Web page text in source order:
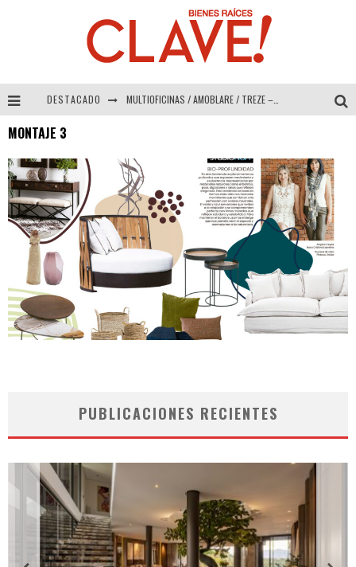
DESTACADO MULTIOFICINAS / AMOBLARE / TREZE – Especial Interiorismo & Decoración 2026
COLINEAL – Especial Interiorismo & Decoración 2026
ADRIANA HOYOS DESIGN STUDIO – Especial Interiorismo & Decoración 2026
MONTAJE 3
PUBLICACIONES RECIENTES